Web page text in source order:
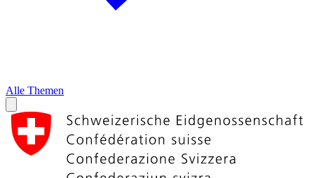
Alle Themen